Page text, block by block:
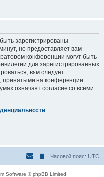
зарегистрированы.
но предоставляет вам
конференции могут быть
для зарегистрированных
вам следует
принятыми на конференции.
означает согласие со всеми
Часовой пояс: UTC
Software © phpBB Limited